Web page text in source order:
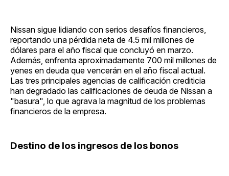
Nissan sigue lidiando con serios desafíos financieros,
reportando una pérdida neta de 4.5 mil millones de
dólares para el año fiscal que concluyó en marzo.
Además, enfrenta aproximadamente 700 mil millones de
yenes en deuda que vencerán en el año fiscal actual.
Las tres principales agencias de calificación crediticia
han degradado las calificaciones de deuda de Nissan a
"basura", lo que agrava la magnitud de los problemas
financieros de la empresa.
Destino de los ingresos de los bonos